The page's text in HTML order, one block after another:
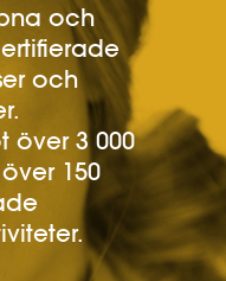
och
och
över 3 000
150